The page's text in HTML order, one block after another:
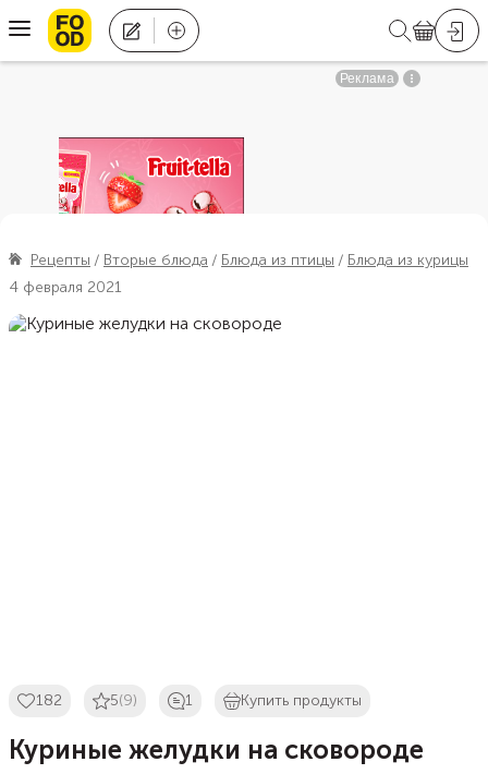
Рецепты Вторые блюда Блюда из птицы
Блюда из курицы
4 февраля 2021
182 5(9) 1 Купить продукты
Куриные желудки на сковороде